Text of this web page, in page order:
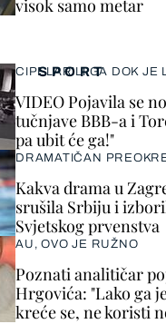
SPORT
CIPELARILI GA DOK JE
VIDEO Pojavila se
tučnjave BBB-a i
pa ubit će ga!"
DRAMATIČAN
Kakva drama u
srušila Srbiju i
Svjetskog prvenstva
AU, OVO JE RUŽNO
Poznati analitičar
Hrgovića: "Lako ga
kreće se, ne koristi
visok samo metar